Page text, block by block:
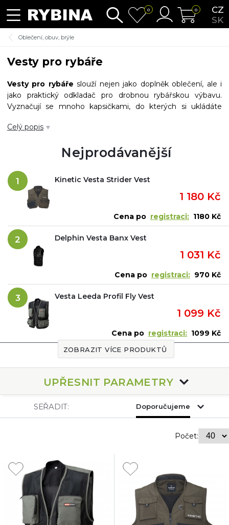
CZ
SK
0 0
Oblečení, obuv, brýle
Vesty pro rybáře
Vesty pro rybáře slouží nejen jako doplněk oblečení, ale i
jako praktický odkladač pro drobnou rybářskou výbavu.
Vyznačují se mnoho kapsičkami, do kterých si ukládáte
Rybářské vesty
na které lze například připnout i podběrák. Některé rybářské
Celý popis
Nejprodávanější
1 Kinetic Vesta Strider Vest
1 180 Kč
Cena po registraci: 1180 Kč
2 Delphin Vesta Banx Vest
1 031 Kč
Cena po registraci: 970 Kč
3 Vesta Leeda Profil Fly Vest
1 099 Kč
Cena po registraci: 1099 Kč
ZOBRAZIT VÍCE PRODUKTŮ
UPŘESNIT PARAMETRY
SEŘADIT: Doporučujeme
Počet: